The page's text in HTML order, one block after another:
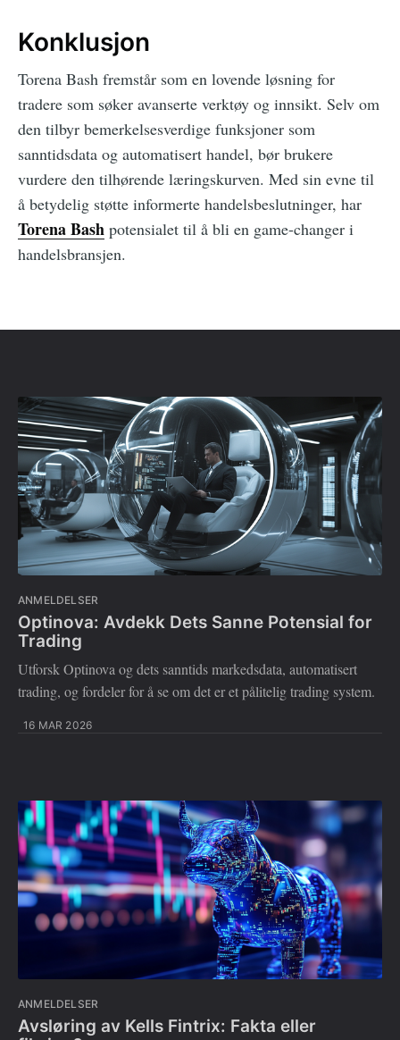
Konklusjon
Torena Bash fremstår som en lovende løsning for
tradere som søker avanserte verktøy og innsikt. Selv om
den tilbyr bemerkelsesverdige funksjoner som
sanntidsdata og automatisert handel, bør brukere
vurdere den tilhørende læringskurven. Med sin evne til
å betydelig støtte informerte handelsbeslutninger, har
Torena Bash potensialet til å bli en game-changer i
handelsbransjen.
ANMELDELSER
Optinova: Avdekk Dets Sanne Potensial for
Trading
Utforsk Optinova og dets sanntids markedsdata, automatisert
trading, og fordeler for å se om det er et pålitelig trading system.
16 MAR 2026
ANMELDELSER
Avsløring av Kells Fintrix: Fakta eller